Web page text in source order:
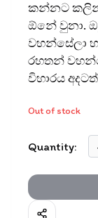
කන්නට
ඕනේ වුනා.
වහන්සේලා
රහතන්
විහාරය
Out of stock
Quantity: